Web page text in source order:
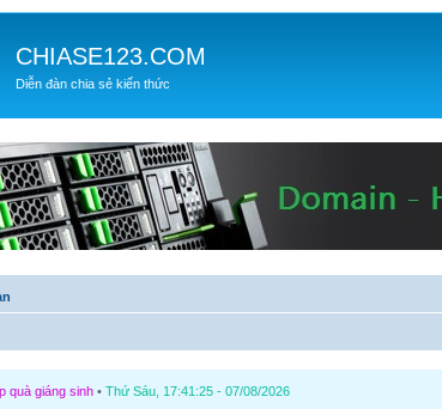
CHIASE123.COM
Diễn đàn chia sẻ kiến thức
quà giáng sinh • Thứ Sáu, 17:41:25 - 07/08/2026